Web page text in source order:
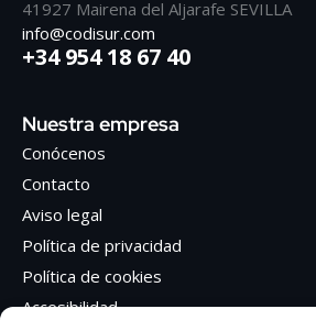
41927 Mairena del Aljarafe SEVILLA
info@codisur.com
+34 954 18 67 40
Nuestra empresa
Conócenos
Contacto
Aviso legal
Política de privacidad
Política de cookies
Accesibilidad